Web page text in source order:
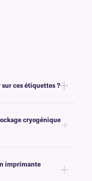
ces étiquettes ?
thermique . Pour
cryogénique
les étiquettes thermiques
nos étiquettes
Cryo-
imprimante